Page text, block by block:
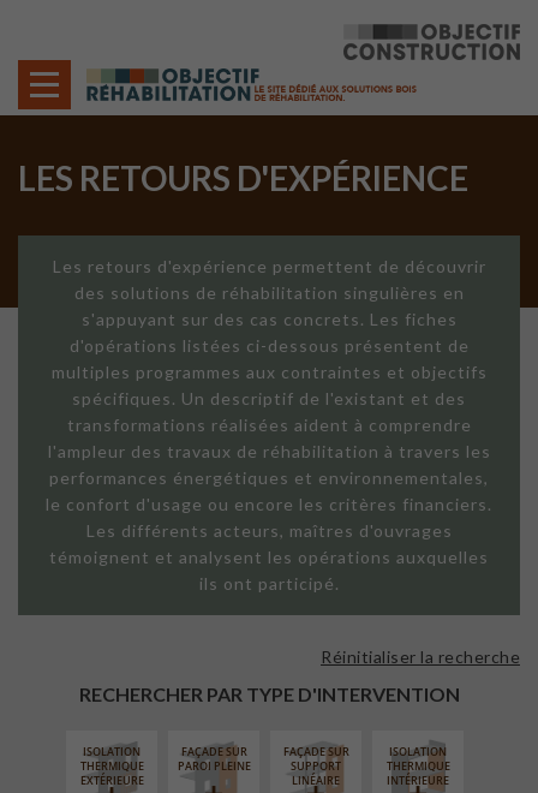
LES RETOURS D'EXPÉRIENCE
Les retours d'expérience permettent de découvrir
des solutions de réhabilitation singulières en
s'appuyant sur des cas concrets. Les fiches
d'opérations listées ci-dessous présentent de
multiples programmes aux contraintes et objectifs
spécifiques. Un descriptif de l'existant et des
transformations réalisées aident à comprendre
l'ampleur des travaux de réhabilitation à travers les
performances énergétiques et environnementales,
le confort d'usage ou encore les critères financiers.
Les différents acteurs, maîtres d'ouvrages
témoignent et analysent les opérations auxquelles
ils ont participé.
RECHERCHER PAR TYPE D'INTERVENTION
Réinitialiser la recherche
ISOLATION
THERMIQUE
EXTÉRIEURE
FAÇADE SUR
PAROI PLEINE
FAÇADE SUR
SUPPORT
LINÉAIRE
ISOLATION
THERMIQUE
INTÉRIEURE
FERMETURE
LOGGIAS